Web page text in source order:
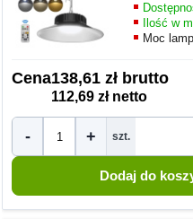
Ilość w
Moc
Cena138,61 zł brutto
112,69 zł netto
- + szt.